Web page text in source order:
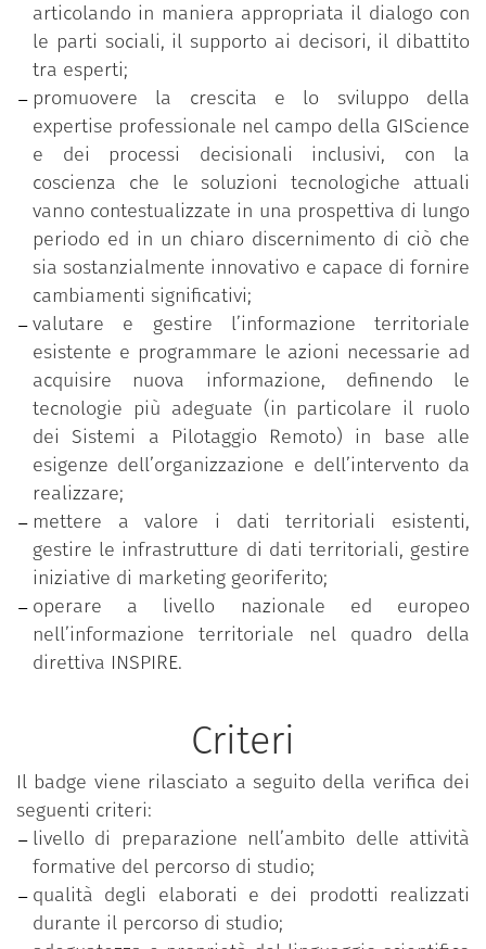
articolando in maniera appropriata il dialogo con
le parti sociali, il supporto ai decisori, il dibattito
tra esperti;
promuovere la crescita e lo sviluppo della
expertise professionale nel campo della GIScience
e dei processi decisionali inclusivi, con la
coscienza che le soluzioni tecnologiche attuali
vanno contestualizzate in una prospettiva di lungo
periodo ed in un chiaro discernimento di ciò che
sia sostanzialmente innovativo e capace di fornire
cambiamenti significativi;
valutare e gestire l’informazione territoriale
esistente e programmare le azioni necessarie ad
acquisire nuova informazione, definendo le
tecnologie più adeguate (in particolare il ruolo
dei Sistemi a Pilotaggio Remoto) in base alle
esigenze dell’organizzazione e dell’intervento da
realizzare;
mettere a valore i dati territoriali esistenti,
gestire le infrastrutture di dati territoriali, gestire
iniziative di marketing georiferito;
operare a livello nazionale ed europeo
nell’informazione territoriale nel quadro della
direttiva INSPIRE.
Criteri
Il badge viene rilasciato a seguito della verifica dei
seguenti criteri:
livello di preparazione nell’ambito delle attività
formative del percorso di studio;
qualità degli elaborati e dei prodotti realizzati
durante il percorso di studio;